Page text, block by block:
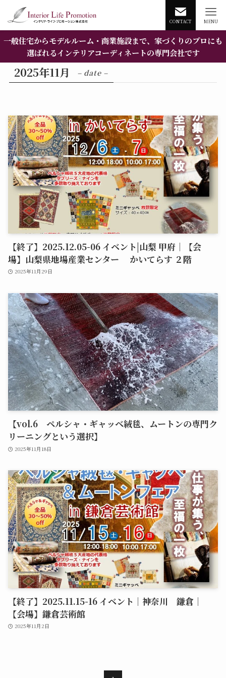
CONTACT MENU
一般住宅からモデルルーム・商業施設まで、家づくりのプロにも
選ばれるインテリアコーディネートの専門会社です
2025年11月 – date –
【終了】2025.12.05-06 イベント|山梨 甲府｜【会
場】山梨県地場産業センター かいてらす ２階
2025年11月29日
【vol.6 ペルシャ・ギャッベ絨毯、ムートンの専門ク
リーニングという選択】
2025年11月18日
【終了】2025.11.15-16 イベント｜神奈川 鎌倉｜
【会場】鎌倉芸術館
2025年11月2日